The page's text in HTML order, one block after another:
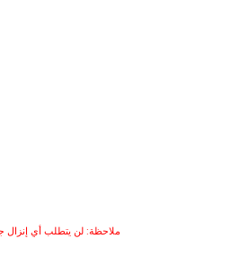
ملاحظة: لن يتطلب أي إنزال